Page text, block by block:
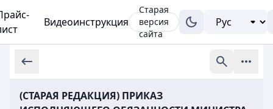
Видеоинструкция
Старая
версия
сайта
(СТАРАЯ РЕДАКЦИЯ) ПРИКАЗ